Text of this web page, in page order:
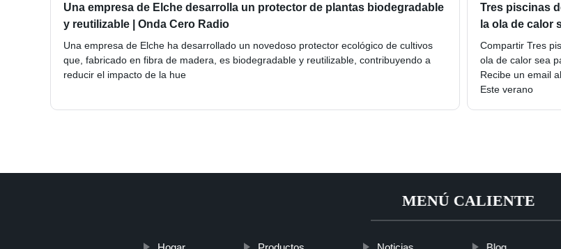
Una empresa de Elche desarrolla un protector de plantas biodegradable
y reutilizable | Onda Cero Radio
Una empresa de Elche ha desarrollado un novedoso protector ecológico de cultivos
que, fabricado en fibra de madera, es biodegradable y reutilizable, contribuyendo a
reducir el impacto de la hue
Tres piscinas
la ola de calor
Compartir Tres
ola de calor sea
Recibe un email
Este verano
MENÚ CALIENTE